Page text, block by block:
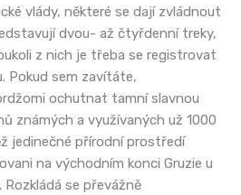
vlády, některé se dají zvládnout
dvou- až čtyřdenní treky,
z nich je třeba se registrovat
Pokud sem zavítáte,
ochutnat tamní slavnou
známých a využívaných už 1000
jedinečné přírodní prostředí
na východním konci Gruzie u
se převážně